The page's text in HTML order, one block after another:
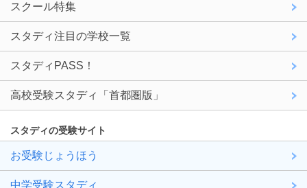
スクール特集
スタディ注目の学校一覧
スタディPASS！
高校受験スタディ「首都圏版」
スタディの受験サイト
お受験じょうほう
中学受験スタディ